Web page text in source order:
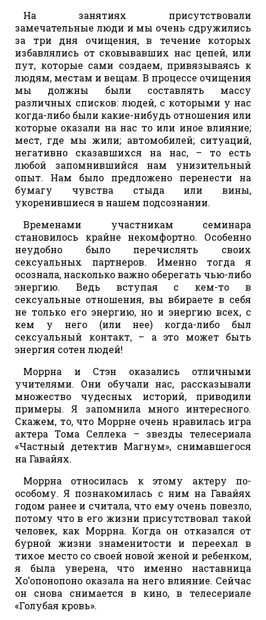
На занятиях присутствовали
замечательные люди и мы очень сдружились
за три дня очищения, в течение которых
избавлялись от сковывавших нас цепей, или
пут, которые сами создаем, привязываясь к
людям, местам и вещам. В процессе очищения
мы должны были составлять массу
различных списков: людей, с которыми у нас
когда-либо были какие-нибудь отношения или
которые оказали на нас то или иное влияние;
мест, где мы жили; автомобилей; ситуаций,
негативно сказавшихся на нас, – то есть
любой запомнившийся нам унизительный
опыт. Нам было предложено перенести на
бумагу чувства стыда или вины,
укоренившиеся в нашем подсознании.
Временами участникам семинара
становилось крайне некомфортно. Особенно
неудобно было перечислять своих
сексуальных партнеров. Именно тогда я
осознала, насколько важно оберегать чью-либо
энергию. Ведь вступая с кем-то в
сексуальные отношения, вы вбираете в себя
не только его энергию, но и энергию всех, с
кем у него (или нее) когда-либо был
сексуальный контакт, – а это может быть
энергия сотен людей!
Моррна и Стэн оказались отличными
учителями. Они обучали нас, рассказывали
множество чудесных историй, приводили
примеры. Я запомнила много интересного.
Скажем, то, что Моррне очень нравилась игра
актера Тома Селлека – звезды телесериала
«Частный детектив Магнум», снимавшегося
на Гавайях.
Моррна относилась к этому актеру по-
особому. Я познакомилась с ним на Гавайях
годом ранее и считала, что ему очень повезло,
потому что в его жизни присутствовал такой
человек, как Моррна. Когда он отказался от
бурной жизни знаменитости и переехал в
тихое место со своей новой женой и ребенком,
я была уверена, что именно наставница
Хо’опонопоно оказала на него влияние. Сейчас
он снова снимается в кино, в телесериале
«Голубая кровь».